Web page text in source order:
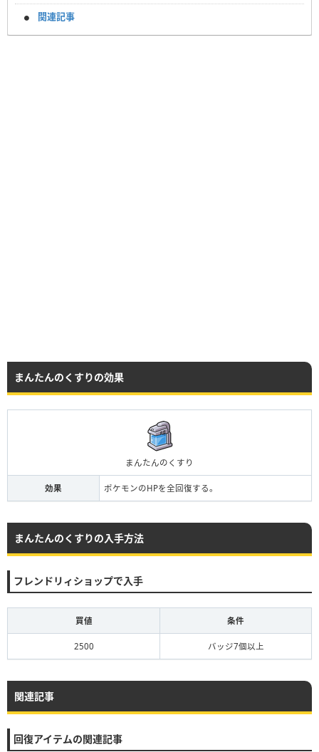
関連記事
まんたんのくすりの効果
まんたんのくすり
効果 ポケモンのHPを全回復する。
まんたんのくすりの入手方法
フレンドリィショップで入手
買値 条件
2500 バッジ7個以上
関連記事
回復アイテムの関連記事